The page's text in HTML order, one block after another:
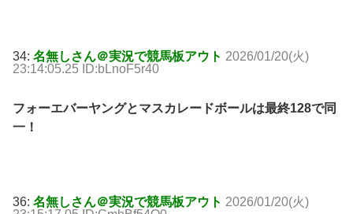
34: 名無しさん＠実況で競馬板アウト 2026/01/20(火)
23:14:05.25 ID:bLnoF5r40
フォーエバーヤングとマスカレードボールは最終128で同
一！
36: 名無しさん＠実況で競馬板アウト 2026/01/20(火)